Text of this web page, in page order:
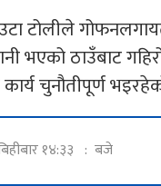
एउटा टोलीले
भएको ठाउँबाट
चुनौतीपूर्ण
१४:३३ : बजे